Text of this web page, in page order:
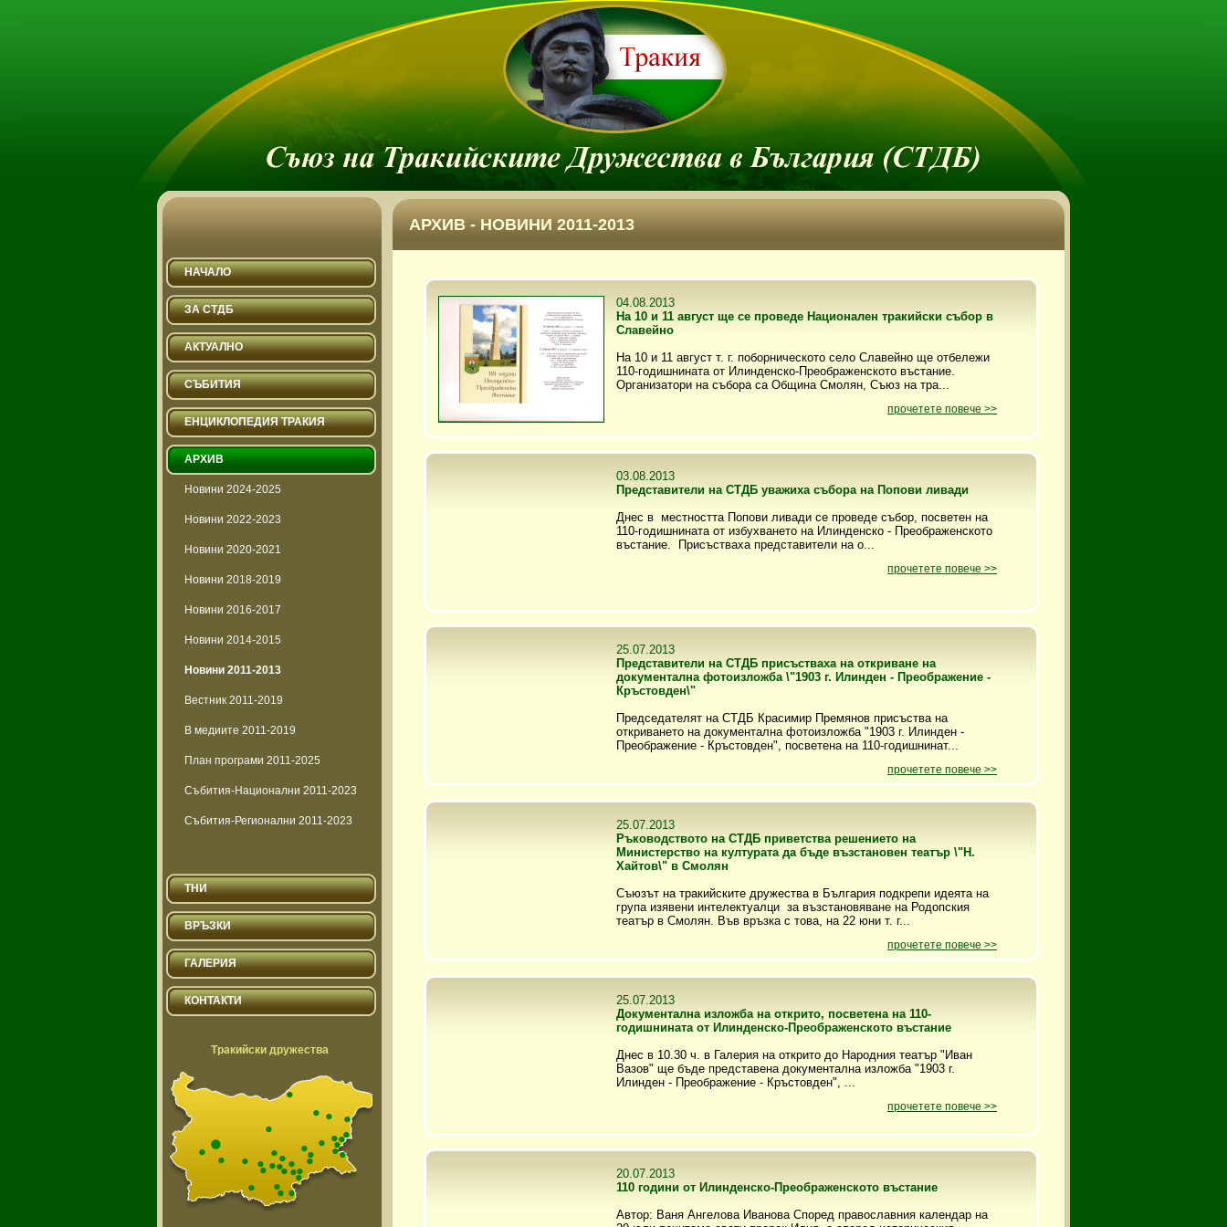
АРХИВ - НОВИНИ 2011-2013
НАЧАЛО
ЗА СТДБ
АКТУАЛНО
СЪБИТИЯ
ЕНЦИКЛОПЕДИЯ ТРАКИЯ
АРХИВ
Новини 2024-2025
Новини 2022-2023
Новини 2020-2021
Новини 2018-2019
Новини 2016-2017
Новини 2014-2015
Новини 2011-2013
Вестник 2011-2019
В медиите 2011-2019
План програми 2011-2025
Събития-Национални 2011-2023
Събития-Регионални 2011-2023
ТНИ
ВРЪЗКИ
ГАЛЕРИЯ
КОНТАКТИ
Тракийски дружества
04.08.2013
На 10 и 11 август ще се проведе Национален тракийски събор в
Славейно
На 10 и 11 август т. г. поборническото село Славейно ще отбележи
110-годишнината от Илинденско-Преображенското въстание.
Организатори на събора са Община Смолян, Съюз на тра...
прочетете повече >>
03.08.2013
Представители на СТДБ уважиха събора на Попови ливади
Днес в местността Попови ливади се проведе събор, посветен на
110-годишнината от избухването на Илинденско - Преображенското
въстание. Присъстваха представители на о...
прочетете повече >>
25.07.2013
Представители на СТДБ присъстваха на откриване на
документална фотоизложба \"1903 г. Илинден - Преображение -
Кръстовден\"
Председателят на СТДБ Красимир Премянов присъства на
откриването на документална фотоизложба "1903 г. Илинден -
Преображение - Кръстовден", посветена на 110-годишнинат...
прочетете повече >>
25.07.2013
Ръководството на СТДБ приветства решението на
Министерство на културата да бъде възстановен театър \"Н.
Хайтов\" в Смолян
Съюзът на тракийските дружества в България подкрепи идеята на
група изявени интелектуалци за възстановяване на Родопския
театър в Смолян. Във връзка с това, на 22 юни т. г...
прочетете повече >>
25.07.2013
Документална изложба на открито, посветена на 110-
годишнината от Илинденско-Преображенското въстание
Днес в 10.30 ч. в Галерия на открито до Народния театър "Иван
Вазов" ще бъде представена документална изложба "1903 г.
Илинден - Преображение - Кръстовден", ...
прочетете повече >>
20.07.2013
110 години от Илинденско-Преображенското въстание
Автор: Ваня Ангелова Иванова Според православния календар на